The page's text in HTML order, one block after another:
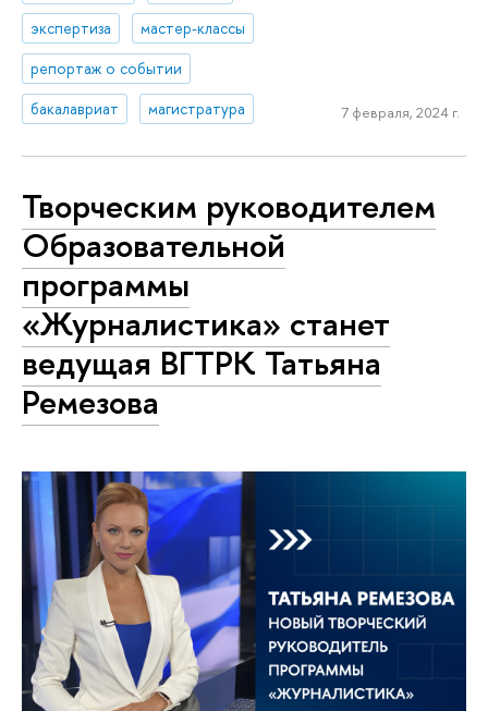
экспертиза
мастер-классы
репортаж о событии
бакалавриат
магистратура 7 февраля, 2024 г.
Творческим руководителем
Образовательной
программы
«Журналистика» станет
ведущая ВГТРК Татьяна
Ремезова